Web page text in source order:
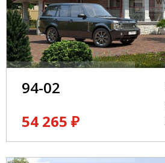
94-02
54 265 ₽